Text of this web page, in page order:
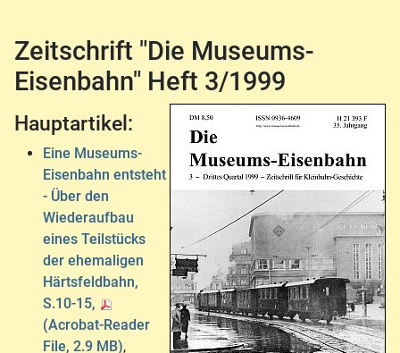
Zeitschrift "Die Museums-
Eisenbahn" Heft 3/1999
Hauptartikel:
Eine Museums-
Eisenbahn entsteht
- Über den
Wiederaufbau
eines Teilstücks
der ehemaligen
Härtsfeldbahn,
S.10-15,
(Acrobat-Reader
File, 2.9 MB),